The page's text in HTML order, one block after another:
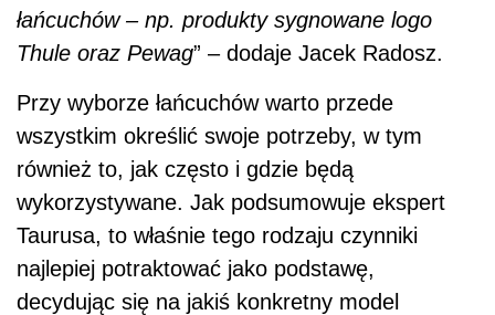
łańcuchów – np. produkty sygnowane logo
Thule oraz Pewag” – dodaje Jacek Radosz.
Przy wyborze łańcuchów warto przede
wszystkim określić swoje potrzeby, w tym
również to, jak często i gdzie będą
wykorzystywane. Jak podsumowuje ekspert
Taurusa, to właśnie tego rodzaju czynniki
najlepiej potraktować jako podstawę,
decydując się na jakiś konkretny model